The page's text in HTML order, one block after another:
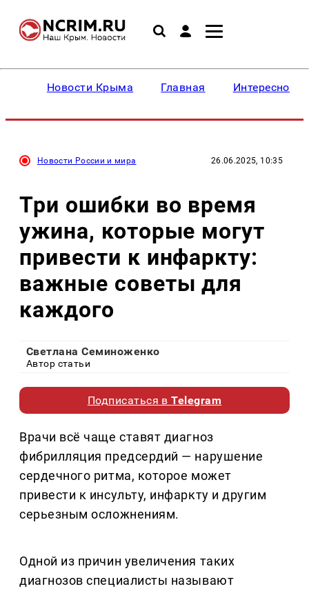
Новости Крыма Главная Интересное
Новости России и мира 26.06.2025, 10:35
Три ошибки во время
ужина, которые могут
привести к инфаркту:
важные советы для
каждого
Светлана Семиноженко
Автор статьи
Подписаться вTelegram
Врачи всё чаще ставят диагноз
фибрилляция предсердий — нарушение
сердечного ритма, которое может
привести к инсульту, инфаркту и другим
серьезным осложнениям.
Одной из причин увеличения таких
диагнозов специалисты называют